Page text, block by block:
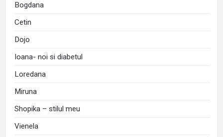
Bogdana
Cetin
Dojo
Ioana- noi si diabetul
Loredana
Miruna
Shopika – stilul meu
Vienela